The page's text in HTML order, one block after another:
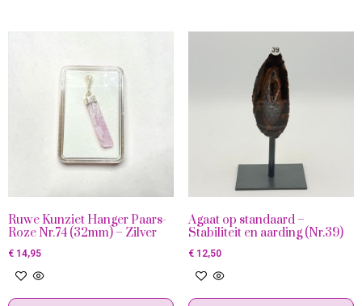
Ruwe Kunziet Hanger Paars-
Roze Nr.74 (32mm) – Zilver
€ 14,95
Agaat op standaard –
Stabiliteit en aarding (Nr.39)
€12,50